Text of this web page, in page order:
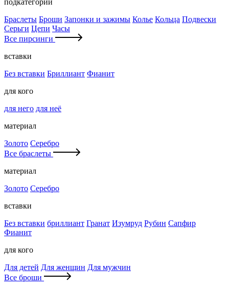
подкатегории
Браслеты Броши Запонки и зажимы Колье Кольца Подвески
Серьги Цепи Часы
Все пирсинги
вставки
Без вставки Бриллиант Фианит
для кого
для него для неё
материал
Золото Серебро
Все браслеты
материал
Золото Серебро
вставки
Без вставки бриллиант Гранат Изумруд Рубин Сапфир
Фианит
для кого
Для детей Для женщин Для мужчин
Все броши